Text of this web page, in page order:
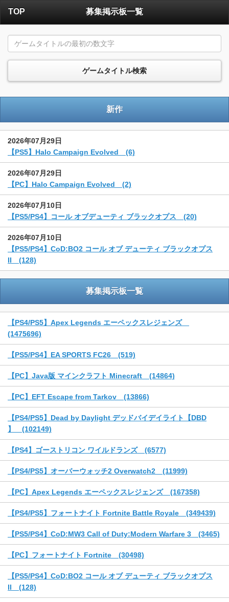
TOP 募集掲示板一覧
新作
2026年07月29日
【PS5】Halo Campaign Evolved (6)
2026年07月29日
【PC】Halo Campaign Evolved (2)
2026年07月10日
【PS5/PS4】コール オブデューティ ブラックオプス (20)
2026年07月10日
【PS5/PS4】CoD:BO2 コール オブ デューティ ブラックオプス
II (128)
募集掲示板一覧
【PS4/PS5】Apex Legends エーペックスレジェンズ
(1475696)
【PS5/PS4】EA SPORTS FC26 (519)
【PC】Java版 マインクラフト Minecraft (14864)
【PC】EFT Escape from Tarkov (13866)
【PS4/PS5】Dead by Daylight デッドバイデイライト【DBD
】 (102149)
【PS4】ゴーストリコン ワイルドランズ (6577)
【PS4/PS5】オーバーウォッチ2 Overwatch2 (11999)
【PC】Apex Legends エーペックスレジェンズ (167358)
【PS4/PS5】フォートナイト Fortnite Battle Royale (349439)
【PS5/PS4】CoD:MW3 Call of Duty:Modern Warfare 3 (3465)
【PC】フォートナイト Fortnite (30498)
【PS5/PS4】CoD:BO2 コール オブ デューティ ブラックオプス
II (128)